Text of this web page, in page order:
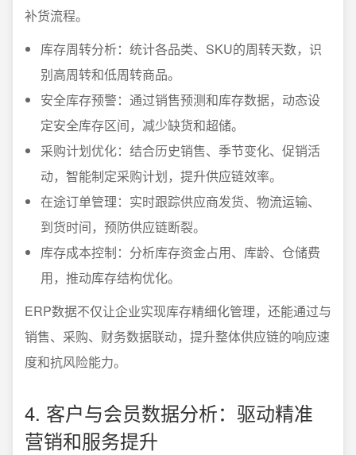
补货流程。
库存周转分析：统计各品类、SKU的周转天数，识
别高周转和低周转商品。
安全库存预警：通过销售预测和库存数据，动态设
定安全库存区间，减少缺货和超储。
采购计划优化：结合历史销售、季节变化、促销活
动，智能制定采购计划，提升供应链效率。
在途订单管理：实时跟踪供应商发货、物流运输、
到货时间，预防供应链断裂。
库存成本控制：分析库存资金占用、库龄、仓储费
用，推动库存结构优化。
ERP数据不仅让企业实现库存精细化管理，还能通过与
销售、采购、财务数据联动，提升整体供应链的响应速
度和抗风险能力。
4. 客户与会员数据分析：驱动精准
营销和服务提升